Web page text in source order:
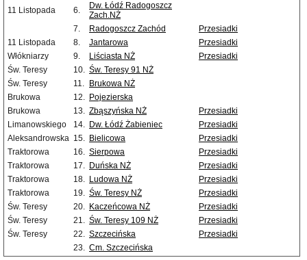
11 Listopada
6.
Dw. Łódź Radogoszcz
Zach.NŻ
7.
Radogoszcz Zachód
Przesiadki
11 Listopada
8. Jantarowa
Przesiadki
Włókniarzy
9. Liściasta NŻ
Przesiadki
Św. Teresy
10. Św. Teresy 91 NŻ
Św. Teresy
11.
Brukowa NŻ
Brukowa
12. Pojezierska
Brukowa
13. Zbąszyńska NŻ
Przesiadki
Limanowskiego
14. Dw. Łódź Żabieniec
Przesiadki
Aleksandrowska 15. Bielicowa
Przesiadki
Traktorowa
16. Sierpowa
Przesiadki
Traktorowa
17. Duńska NŻ
Przesiadki
Traktorowa
18. Ludowa NŻ
Przesiadki
Traktorowa
19. Św. Teresy NŻ
Przesiadki
Św. Teresy
20. Kaczeńcowa NŻ
Przesiadki
Św. Teresy
21. Św. Teresy 109 NŻ
Przesiadki
Św. Teresy
22. Szczecińska
Przesiadki
23. Cm. Szczecińska